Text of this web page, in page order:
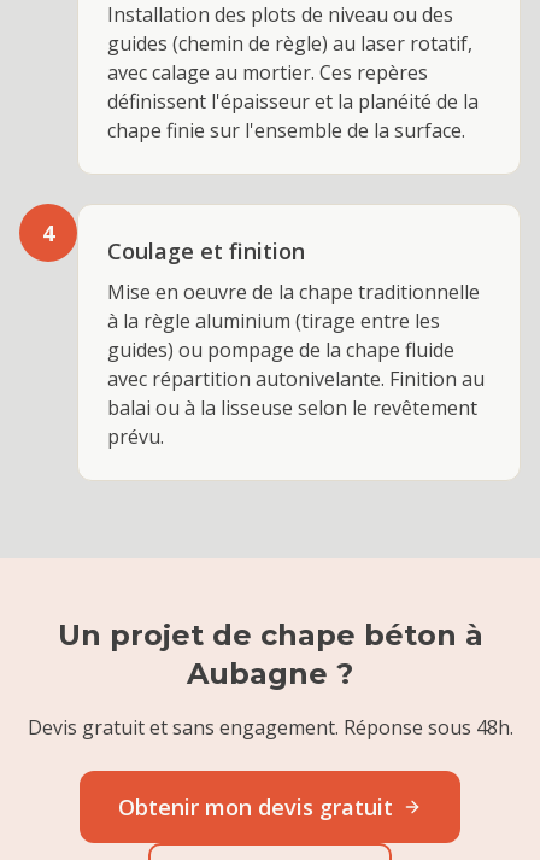
Installation des plots de niveau ou des
guides (chemin de règle) au laser rotatif,
avec calage au mortier. Ces repères
définissent l'épaisseur et la planéité de la
chape finie sur l'ensemble de la surface.
4
Coulage et finition
Mise en oeuvre de la chape traditionnelle
à la règle aluminium (tirage entre les
guides) ou pompage de la chape fluide
avec répartition autonivelante. Finition au
balai ou à la lisseuse selon le revêtement
prévu.
Un projet de chape béton à
Aubagne ?
Devis gratuit et sans engagement. Réponse sous 48h.
Obtenir mon devis gratuit